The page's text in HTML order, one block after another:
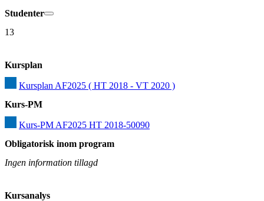
Studenter
13
Kursplan
Kursplan AF2025 ( HT 2018 - VT 2020 )
Kurs-PM
Kurs-PM AF2025 HT 2018-50090
Obligatorisk inom program
Ingen information tillagd
Kursanalys